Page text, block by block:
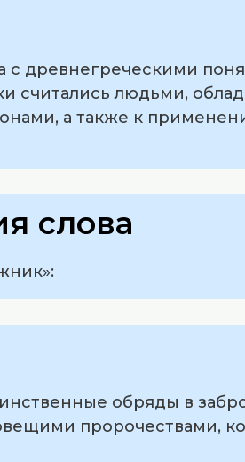
с древнегреческими
считались людьми,
а также к
слова
обряды в
пророчествами,